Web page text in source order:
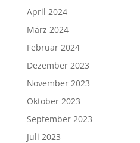
April 2024
März 2024
Februar 2024
Dezember 2023
November 2023
Oktober 2023
September 2023
Juli 2023